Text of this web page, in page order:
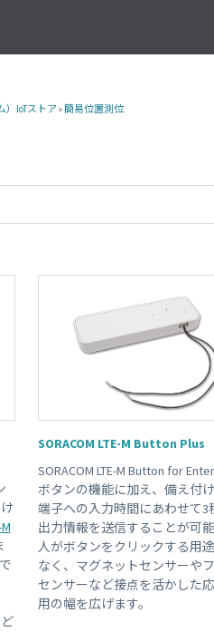
SORACOM Endorse
SORACOM Funnel
データ収集・蓄積
デバイス管理
SORACOM Inventory
セキュアプロビジョニング
ダッシュボード作成/共有
SORACOM Orbit
メディア転送
SORACOM Relay
ローコード IoT アプリケーシ
ー
SORACOM Flux
データ分析基盤
SORACOM Query
資料ダウンロード一覧
お客様と一緒に IoT プロジェクト
デバイス開発～量産のプロセスを
ソラコムのサポート
サポートプラン
診断機能
監査ログ
IoT 開発ボード
クラウド型カメラ「ソラカメ
株式会社ソラコム Facebook
企業情報
）IoTストア»簡易位置測位
SORACOM LTE-M Button Plus
SORACOM LTE-M Button for
ボタンの機能に加え、備え付
端子への入力時間にあわせて3
出力情報を送信することが可
人がボタンをクリックする用
なく、マグネットセンサーや
センサーなど接点を活かした
用の幅を広げます。